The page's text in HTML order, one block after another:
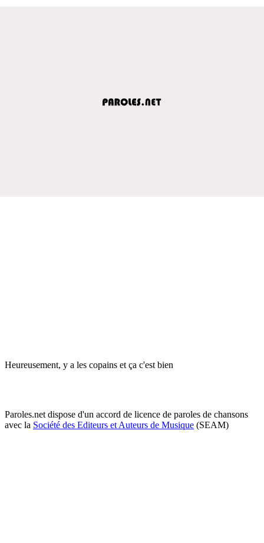
Heureusement, y a les copains et ça c'est bien
Paroles.net dispose d'un accord de licence de paroles de chansons
avec la Société des Editeurs et Auteurs de Musique (SEAM)